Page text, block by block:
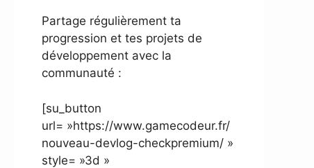
Partage régulièrement ta
progression et tes projets de
développement avec la
communauté :
[su_button
url= »https://www.gamecodeur.fr/
nouveau-devlog-checkpremium/ »
style= »3d »